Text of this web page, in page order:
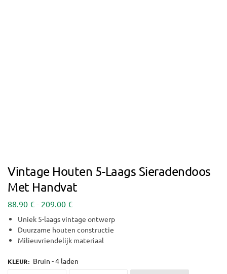
Vintage Houten 5-Laags Sieradendoos
Met Handvat
88.90 € - 209.00 €
Uniek 5-laags vintage ontwerp
Duurzame houten constructie
Milieuvriendelijk materiaal
KLEUR: Bruin - 4 laden